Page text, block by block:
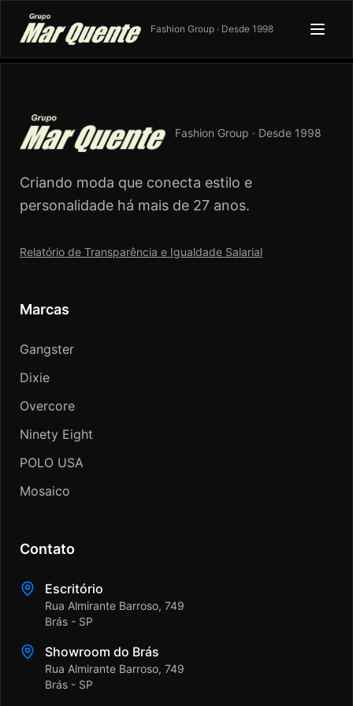
Fashion Group · Desde 1998
Fashion Group · Desde 1998
Criando moda que conecta estilo e
personalidade há mais de 27 anos.
Relatório de Transparência e Igualdade Salarial
Marcas
Gangster
Dixie
Overcore
Ninety Eight
POLO USA
Mosaico
Contato
Escritório
Rua Almirante Barroso, 749
Brás - SP
Showroom do Brás
Rua Almirante Barroso, 749
Brás - SP